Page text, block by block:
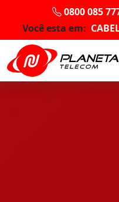
0800 085
Você esta em: